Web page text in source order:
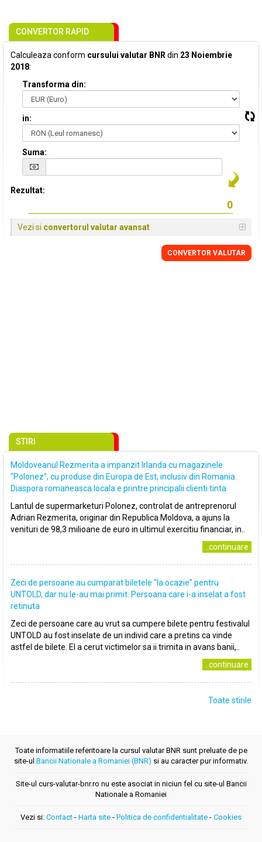
CONVERTOR RAPID
Calculeaza conform cursului valutar BNR din 23 Noiembrie
2018:
Transforma din:
in:
Suma:
Rezultat:
Vezi si convertorul valutar avansat
CONVERTOR VALUTAR
STIRI
Moldoveanul Rezmerita a impanzit Irlanda cu magazinele
"Polonez", cu produse din Europa de Est, inclusiv din Romania.
Diaspora romaneasca locala e printre principalii clienti tinta
Lantul de supermarketuri Polonez, controlat de antreprenorul
Adrian Rezmerita, originar din Republica Moldova, a ajuns la
venituri de 98,3 milioane de euro in ultimul exercitiu financiar, in..
..continuare
Zeci de persoane au cumparat biletele "la ocazie” pentru
UNTOLD, dar nu le-au mai primit. Persoana care i-a inselat a fost
retinuta
Zeci de persoane care au vrut sa cumpere bilete pentru festivalul
UNTOLD au fost inselate de un individ care a pretins ca vinde
astfel de bilete. El a cerut victimelor sa ii trimita in avans banii,..
..continuare
Toate stirile
Toate informatiile referitoare la cursul valutar BNR sunt preluate de pe
site-ul Bancii Nationale a Romaniei (BNR) si au caracter pur informativ.
Site-ul curs-valutar-bnr.ro nu este asociat in niciun fel cu site-ul Bancii
Nationale a Romaniei
Vezi si: Contact - Harta site - Politica de confidentialitate - Cookies